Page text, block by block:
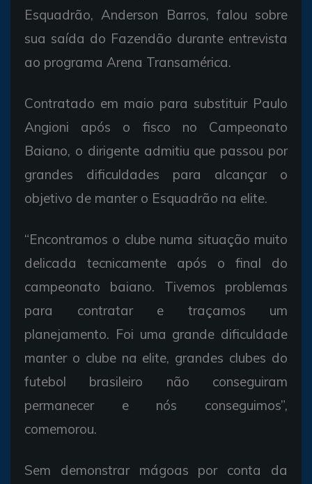
Esquadrão, Anderson Barros, falou sobre
sua saída do Fazendão durante entrevista
ao programa Arena Transamérica.
Contratado em maio para substituir Paulo
Angioni após o fisco no Campeonato
Baiano, o dirigente admitiu que passou por
grandes dificuldades para alcançar o
objetivo de manter o Esquadrão na elite.
“Encontramos o clube numa situação muito
delicada tecnicamente após o final do
campeonato baiano. Tivemos problemas
para contratar e traçamos um
planejamento. Foi uma grande dificuldade
manter o clube na elite, grandes clubes do
futebol brasileiro não conseguiram
permanecer e nós conseguimos”,
comemorou.
Sem demonstrar mágoas por conta da